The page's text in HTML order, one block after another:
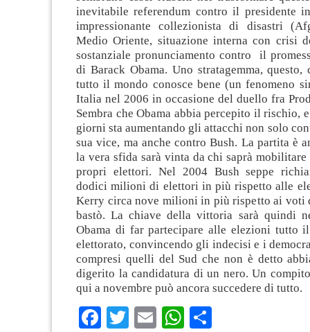
inevitabile referendum contro il presidente
impressionante collezionista di disastri
Medio Oriente, situazione interna con crisi
sostanziale pronunciamento contro il
di Barack Obama. Uno stratagemma,
tutto il mondo conosce bene (un fenomeno
Italia nel 2006 in occasione del duello fra
Sembra che Obama abbia percepito il rischio,
giorni sta aumentando gli attacchi non solo
sua vice, ma anche contro Bush. La partita è
la vera sfida sarà vinta da chi saprà
propri elettori. Nel 2004 Bush seppe
dodici milioni di elettori in più rispetto alle
Kerry circa nove milioni in più rispetto ai voti
bastò. La chiave della vittoria sarà quindi
Obama di far partecipare alle elezioni tutto
elettorato, convincendo gli indecisi e i
compresi quelli del Sud che non è detto
digerito la candidatura di un nero. Un
qui a novembre può ancora succedere di tutto.
Facebook
TwitterEmailWhatsApp